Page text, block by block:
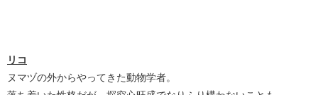
リコ
ヌマヅの外からやってきた動物学者。